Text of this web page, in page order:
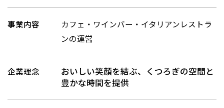
事業内容
カフェ・ワインバー・イタリアンレストラ
ンの運営
企業理念
おいしい笑顔を結ぶ、くつろぎの空間と
豊かな時間を提供